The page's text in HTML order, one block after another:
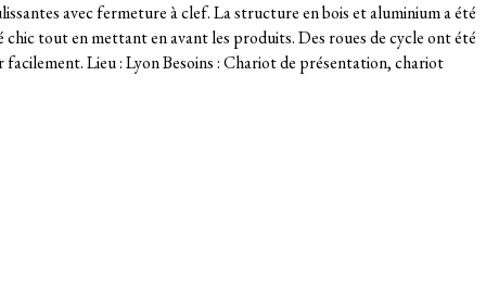
avec fermeture à clef. La structure en bois et aluminium a été
chic tout en mettant en avant les produits. Des roues de cycle ont été
facilement. Lieu : Lyon Besoins : Chariot de présentation, chariot